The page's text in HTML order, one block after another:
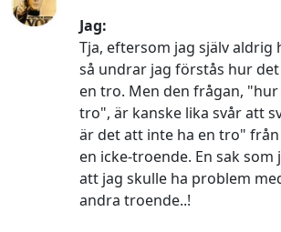
Jag:
Tja, eftersom jag själv aldrig
så undrar jag förstås hur
en tro. Men den frågan,
tro", är kanske lika svår att
är det att inte ha en tro"
en icke-troende. En sak som
att jag skulle ha problem
andra troende..!